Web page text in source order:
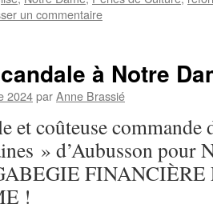
un commentaire
à Notre
2024parAnne Brassié
et coûteuse commande
» d’Aubusson pour
FINANCIÈRE
!